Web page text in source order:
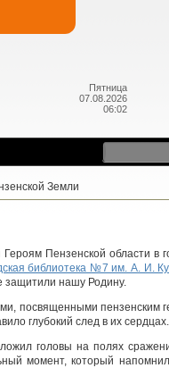
Пятница
07.08.2026
06:02
Земли
Пензенской области в
библиотека №7 им. А. И.
защитили нашу Родину.
посвященными пензенским
глубокий след в их сердцах.
головы на полях
момент, который